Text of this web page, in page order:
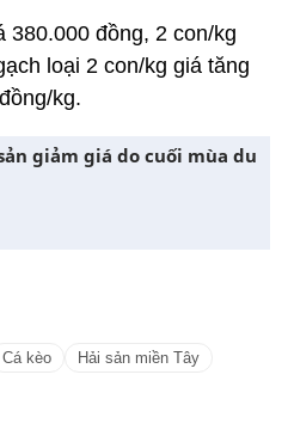
380.000 đồng, 2 con/kg
loại 2 con/kg giá tăng
kg.
giảm giá do cuối mùa du
Cá kèo Hải sản miền Tây